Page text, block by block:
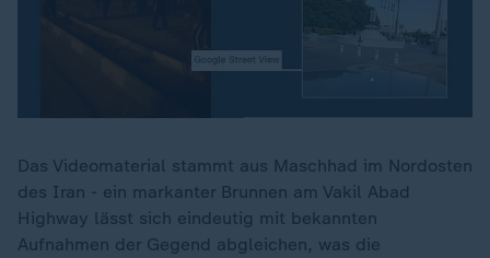
Das Videomaterial stammt aus Maschhad im Nordosten
des Iran - ein markanter Brunnen am Vakil Abad
Highway lässt sich eindeutig mit bekannten
Aufnahmen der Gegend abgleichen, was die